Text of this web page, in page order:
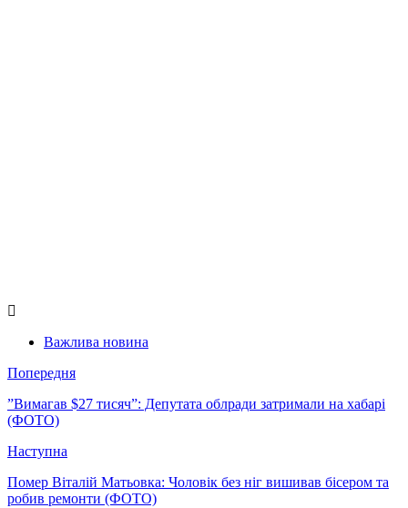
Важлива новина
Попередня
”Вимагав $27 тисяч”: Депутата облради затримали на хабарі
(ФОТО)
Наступна
Помер Віталій Матьовка: Чоловік без ніг вишивав бісером та
робив ремонти (ФОТО)